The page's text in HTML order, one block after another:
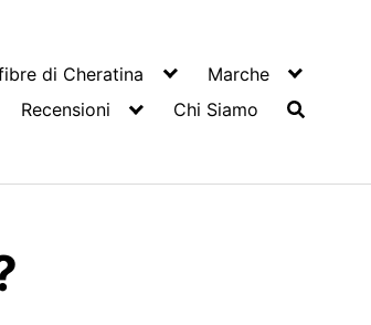
di Cheratina
Marche
Recensioni
Chi Siamo